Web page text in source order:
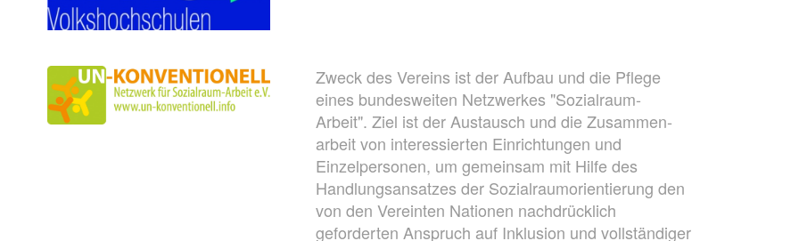
Zweck des Vereins ist der Aufbau und die Pflege
eines bundesweiten Netzwerkes "Sozialraum-
Arbeit". Ziel ist der Austausch und die Zu­sammen­
arbeit von interessierten Einrichtungen und
Einzelpersonen, um gemeinsam mit Hilfe des
Handlungs­ansatzes der Sozial­raumorientierung den
von den Vereinten Nationen nachdrücklich
geforderten Anspruch auf Inklusion und vollständiger